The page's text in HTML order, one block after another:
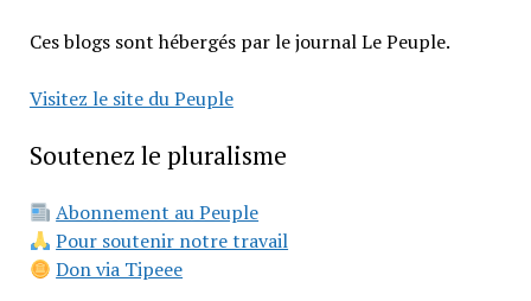
Ces blogs sont hébergés par le journal Le Peuple.
Visitez le site du Peuple
Soutenez le pluralisme
Abonnement au Peuple
Pour soutenir notre travail
Don via Tipeee